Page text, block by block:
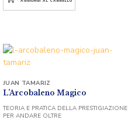
L’Arcobaleno Magico
JUAN TAMARIZ
TEORIA E PRATICA DELLA PRESTIGIAZIONE
PER ANDARE OLTRE